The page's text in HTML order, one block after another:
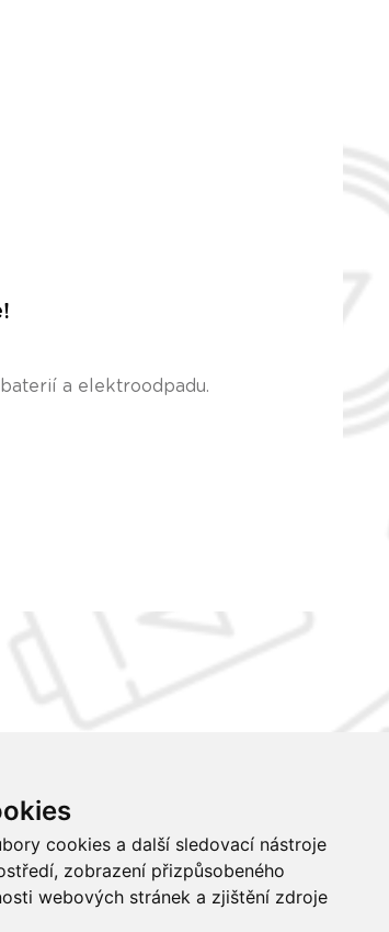
cookies a další sledovací nástroje
zobrazení přizpůsobeného
webových stránek a zjištění zdroje
a elektroodpadu.
ISO Buďme ve spojení